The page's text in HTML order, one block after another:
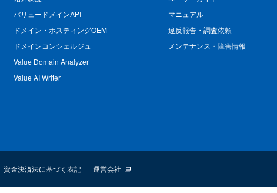
バリュードメインAPI
ドメイン・ホスティングOEM
ドメインコンシェルジュ
Value Domain Analyzer
Value AI Writer
マニュアル
違反報告・調査依頼
メンテナンス・障害情報
資金決済法に基づく表記 運営会社